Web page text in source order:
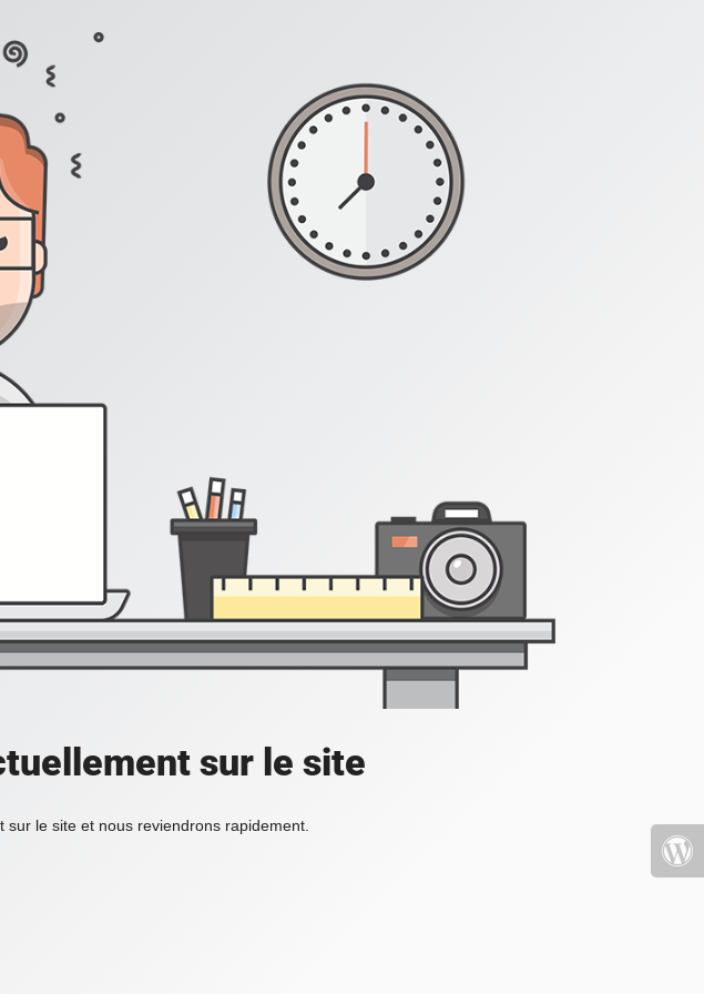
sur le site
le site et nous reviendrons rapidement.